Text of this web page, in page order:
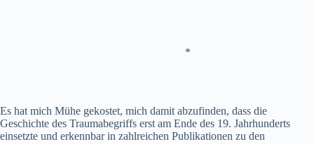
*
Es hat mich Mühe gekostet, mich damit abzufinden, dass die
Geschichte des Traumabegriffs erst am Ende des 19. Jahrhunderts
einsetzte und erkennbar in zahlreichen Publikationen zu den